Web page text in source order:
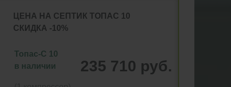
ЦЕНА НА СЕПТИК ТОПАС 10
СКИДКА -10%
Топас-С 10
в наличии
235 710 руб.